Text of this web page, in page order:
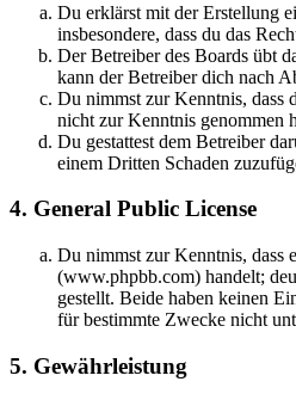
Du erklärst mit der Erstellung
insbesondere, dass du das
Der Betreiber des Boards übt
kann der Betreiber dich nach
Du nimmst zur Kenntnis, dass
nicht zur Kenntnis genommen
Du gestattest dem Betreiber
einem Dritten Schaden
4. General Public License
Du nimmst zur Kenntnis, dass
(www.phpbb.com) handelt;
gestellt. Beide haben keinen
für bestimmte Zwecke nicht
5. Gewährleistung